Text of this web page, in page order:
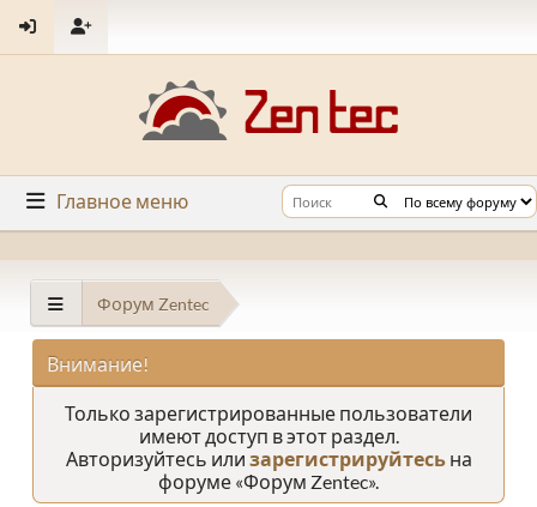
Главное меню
Форум Zentec
Внимание!
Только зарегистрированные пользователи
имеют доступ в этот раздел.
Авторизуйтесь или зарегистрируйтесьна
форуме «Форум Zentec».